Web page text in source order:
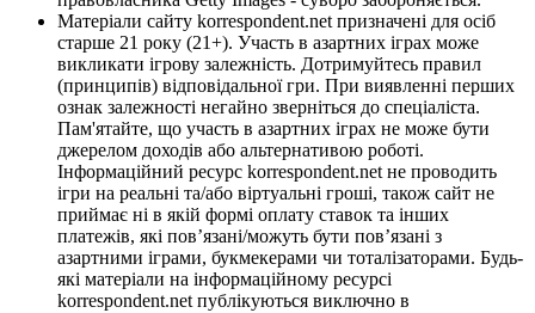
Матеріали сайту korrespondent.net призначені для осіб
старше 21 року (21+). Участь в азартних іграх може
викликати ігрову залежність. Дотримуйтесь правил
(принципів) відповідальної гри. При виявленні перших
ознак залежності негайно зверніться до спеціаліста.
Пам'ятайте, що участь в азартних іграх не може бути
джерелом доходів або альтернативою роботі.
Інформаційний ресурс korrespondent.net не проводить
ігри на реальні та/або віртуальні гроші, також сайт не
приймає ні в якій формі оплату ставок та інших
платежів, які пов’язані/можуть бути пов’язані з
азартними іграми, букмекерами чи тоталізаторами. Будь-
які матеріали на інформаційному ресурсі
korrespondent.net публікуються виключно в